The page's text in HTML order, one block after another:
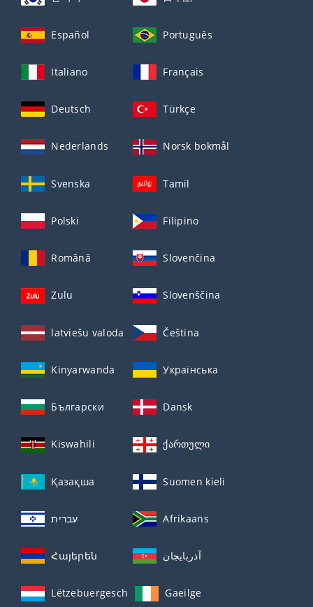
Español Português
Italiano Français
Deutsch Türkçe
Nederlands Norsk bokmål
Svenska Tamil
Polski Filipino
Română Slovenčina
Zulu Slovenščina
latviešu valoda Čeština
Kinyarwanda Українська
Български Dansk
Kiswahili ქართული
Қазақша Suomen kieli
עברית Afrikaans
Հայերեն آذربايجان
Lëtzebuergesch Gaeilge